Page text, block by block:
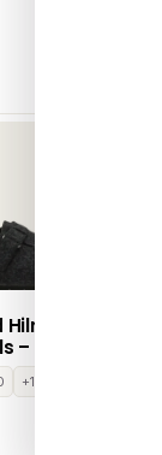
– Grijs
+1